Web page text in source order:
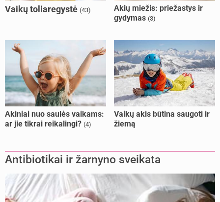
Vaikų toliaregystė (43)
Akių miežis: priežastys ir
gydymas (3)
Akiniai nuo saulės vaikams:
ar jie tikrai reikalingi? (4)
Vaikų akis būtina saugoti ir
žiemą
Antibiotikai ir žarnyno sveikata